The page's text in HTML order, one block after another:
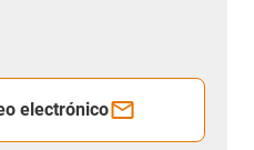
electrónico